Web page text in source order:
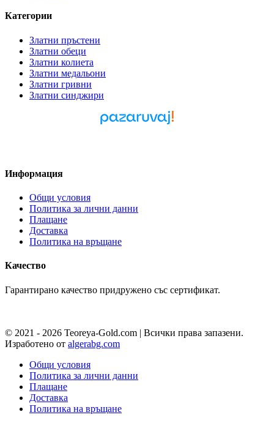
Категории
Златни пръстени
Златни обеци
Златни колиета
Златни медальони
Златни гривни
Златни синджири
Информация
Общи условия
Политика за лични данни
Плащане
Доставка
Политика на връщане
Качество
Гарантирано качество придружено със сертификат.
© 2021 - 2026 Teoreya-Gold.com | Всички права запазени.
Изработено от algerabg.com
Общи условия
Политика за лични данни
Плащане
Доставка
Политика на връщане